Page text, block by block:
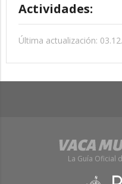
Actividades:
Última actualización:
La Guía Oficial